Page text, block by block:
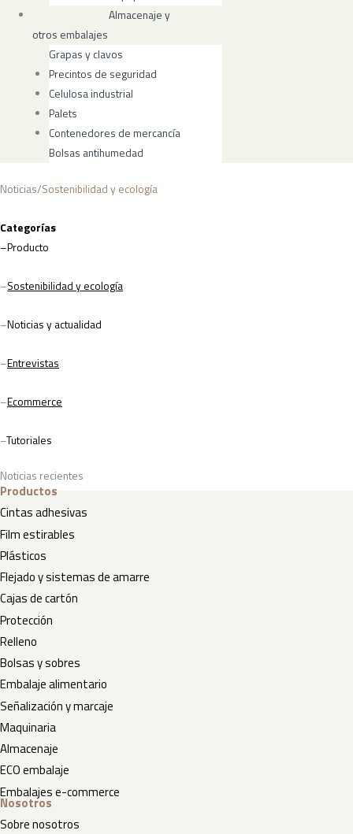
Almacenaje y
otros embalajes
Grapas y clavos
Precintos de seguridad
Celulosa industrial
Palets
Contenedores de mercancía
Bolsas antihumedad
Noticias/Sostenibilidad y ecología
Categorías
–Producto
–Sostenibilidad y ecología
–Noticias y actualidad
–Entrevistas
–Ecommerce
–Tutoriales
Noticias recientes
Productos
Cintas adhesivas
Film estirables
Plásticos
Flejado y sistemas de amarre
Cajas de cartón
Protección
Relleno
Bolsas y sobres
Embalaje alimentario
Señalización y marcaje
Maquinaria
Almacenaje
ECO embalaje
Embalajes e-commerce
Nosotros
Sobre nosotros